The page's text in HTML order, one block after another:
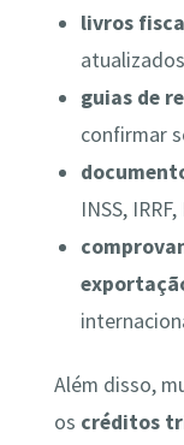
livros
guias de
confirmar
INSS,
Além disso,
os créditos